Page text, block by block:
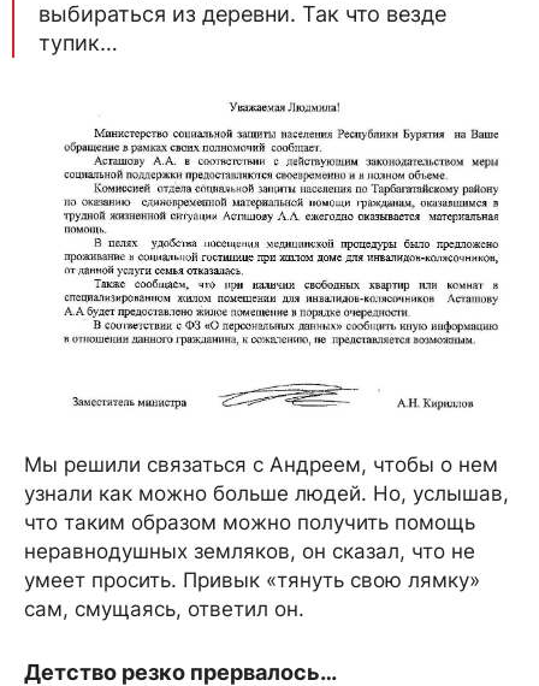
выбираться из деревни. Так что везде
тупик…
Мы решили связаться с Андреем, чтобы о нем
узнали как можно больше людей. Но, услышав,
что таким образом можно получить помощь
неравнодушных земляков, он сказал, что не
умеет просить. Привык «тянуть свою лямку»
сам, смущаясь, ответил он.
Детство резко прервалось…